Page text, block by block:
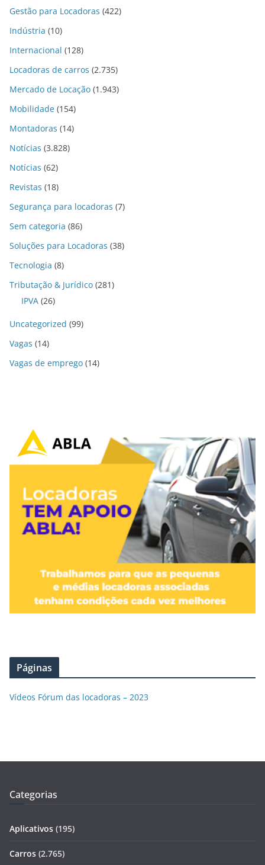
Gestão para Locadoras (422)
Indústria (10)
Internacional (128)
Locadoras de carros (2.735)
Mercado de Locação (1.943)
Mobilidade (154)
Montadoras (14)
Notícias (3.828)
Notícias (62)
Revistas (18)
Segurança para locadoras (7)
Sem categoria (86)
Soluções para Locadoras (38)
Tecnologia (8)
Tributação & Jurídico (281)
IPVA (26)
Uncategorized (99)
Vagas (14)
Vagas de emprego (14)
Páginas
Vídeos Fórum das locadoras – 2023
Categorias
Aplicativos (195)
Carros (2.765)